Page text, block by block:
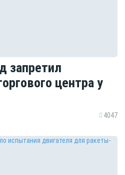
запретил
центра у
4047